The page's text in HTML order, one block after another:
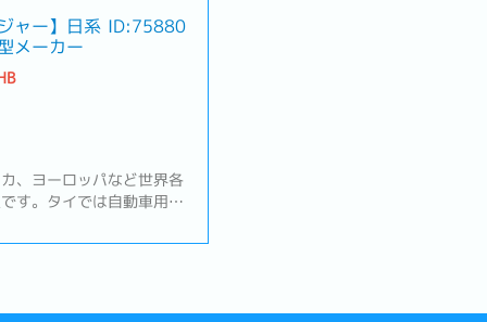
ャー】日系
メーカー
ID:75880
、ヨーロッパなど世界各
す。タイでは自動車用の
契約および調整・新規顧
する苦情対応・その他の